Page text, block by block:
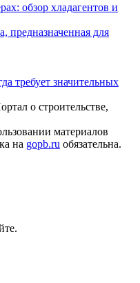
обзор хладагентов и
предназначенная для
требует значительных
о строительстве,
материалов
на gopb.ru обязательна.